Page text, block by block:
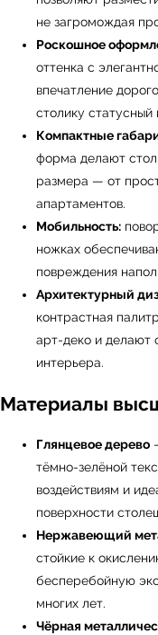
не загромождая
Роскошное
оттенка с
впечатление
столику статусный
Компактные
форма делают
размера — от
апартаментов.
Мобильность:
ножках
повреждения
Архитектурный
контрастная
арт-деко и делают
интерьера.
Материалы
Глянцевое дерево
тёмно-зелёной
воздействиям и
поверхности
Нержавеющий
стойкие к
бесперебойную
многих лет.
Чёрная
УЗНАТЬ ПОДРОБНЕЕ